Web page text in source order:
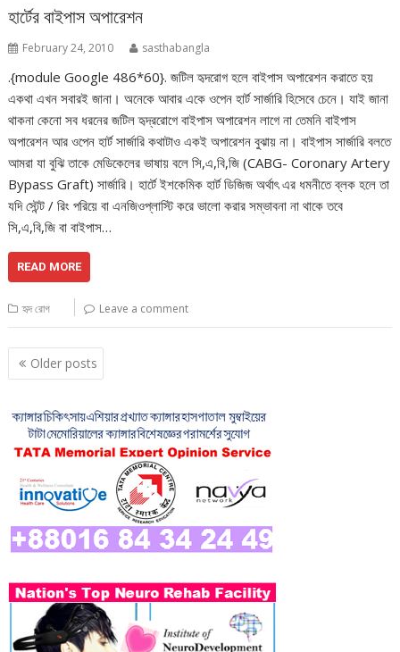
হার্টের বাইপাস অপারেশন
February 24, 2010 sasthabangla
.{module Google 486*60}. জটিল হৃদরোগ হলে বাইপাস অপারেশন করাতে হয়
একথা এখন সবারই জানা। অনেকে আবার একে ওপেন হার্ট সার্জারি হিসেবে চেনে। যাই জানা
থাকনা কেনো সব ধরনের জটিল হৃদ্ররোগে বাইপাস অপারেশন লাগে না তেমনি বাইপাস
অপারেশন আর ওপেন হার্ট সার্জারি কথাটাও একই অপারেশন বুঝায় না। বাইপাস সার্জারি বলতে
আমরা যা বুঝি তাকে মেডিকেলের ভাষায় বলে সি,এ,বি,জি (CABG- Coronary Artery
Bypass Graft) সার্জারি। হার্টে ইশকেমিক হার্ট ডিজিজ অর্থাৎ এর ধমনীতে ব্লক হলে তা
যদি স্টেন্ট / রিং পরিয়ে বা এনজিওপ্লাস্টি করে ভালো করার সম্ভাবনা না থাকে তবে
সি,এ,বি,জি বা বাইপাস…
READ MORE
হৃদ রোগ Leave a comment
Posts
navigation
Older posts